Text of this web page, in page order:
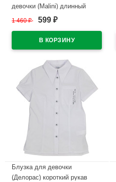
девочки (Malini) длинный
рукав цвет молочный
32/128-40/152
1 460₽ 599 ₽
Блузка для девочки
(Делорас) короткий рукав